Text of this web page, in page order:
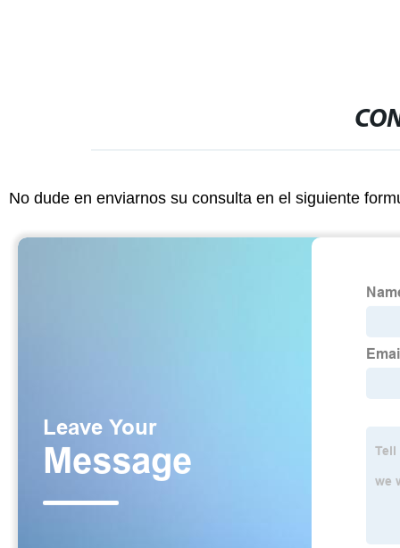
No dude en enviarnos su consulta en el siguiente